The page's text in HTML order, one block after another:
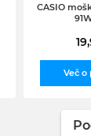
CASIO
Več